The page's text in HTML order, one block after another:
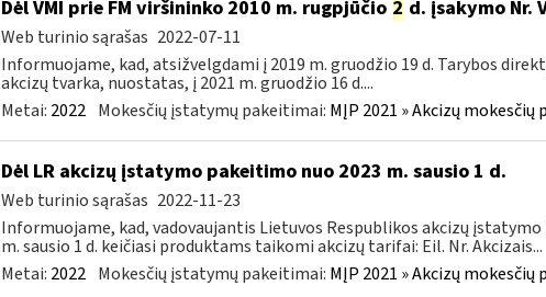
Dėl VMI prie FM viršininko 2010 m. rugpjūčio 2 d. įsakymo Nr.
Web turinio sąrašas 2022-07-11
Informuojame, kad, atsižvelgdami į 2019 m. gruodžio 19 d. Tarybos
akcizų tvarka, nuostatas, į 2021 m. gruodžio 16 d....
Metai: 2022 Mokesčių įstatymų pakeitimai: MĮP 2021 » Akcizų
Dėl LR akcizų įstatymo pakeitimo nuo 2023 m. sausio 1 d.
Web turinio sąrašas 2022-11-23
Informuojame, kad, vadovaujantis Lietuvos Respublikos akcizų
m. sausio 1 d. keičiasi produktams taikomi akcizų tarifai: Eil. Nr. Akcizais...
Metai: 2022 Mokesčių įstatymų pakeitimai: MĮP 2021 » Akcizų